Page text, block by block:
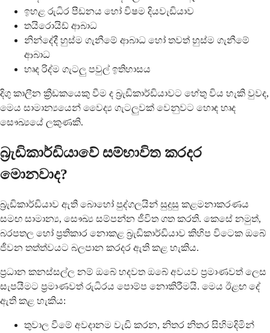
ඉහළ රුධිර පීඩනය හෝ විෂම දියවැඩියාව
තයිරොයිඩ් ආබාධ
නින්දේදී හුස්ම ගැනීමේ ආබාධ හෝ තවත් හුස්ම ගැනීමේ
ආබාධ
හෘද රිද්ම ගැටලු පවුල් ඉතිහාසය
දිගු කාලීන ක්‍රීඩකයෙකු වීම ද බ්‍රැඩිකාර්ඩියාවට හේතු විය හැකි වුවද,
මෙය සාමාන්‍යයෙන් වෛද්‍ය ගැටලුවක් වෙනුවට හොඳ හෘද
සෞඛ්‍යයේ ලකුණකි.
බ්‍රැඩිකාර්ඩියාවේ සම්භාවිත කරදර
මොනවාද?
බ්‍රැඩිකාර්ඩියාව ඇති බොහෝ පුද්ගලයින් සුදුසු කළමනාකරණය
සමඟ සාමාන්‍ය, සෞඛ්‍ය සම්පන්න ජීවිත ගත කරති. කෙසේ නමුත්,
බරපතල හෝ ප්‍රතිකාර නොකළ බ්‍රැඩිකාර්ඩියාව කිහිප විටෙක ඔබේ
ජීවන තත්ත්වයට බලපාන කරදර ඇති කළ හැකිය.
ප්‍රධාන කනස්සල්ල නම් ඔබේ හදවත ඔබේ අවයව ප්‍රමාණවත් ලෙස
සැපයීමට ප්‍රමාණවත් රුධිරය පොම්ප නොකිරීමයි. මෙය ඊළඟ දේ
ඇති කළ හැකිය:
තුවාල වීමේ අවදානම වැඩි කරන, නිතර නිතර සිහිමදිමින්